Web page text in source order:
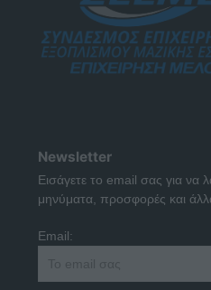
Newsletter
Εισάγετε το email σας για να
μηνύματα, προσφορές και άλλα
Email: